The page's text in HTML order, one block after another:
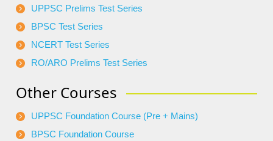
UPPSC Prelims Test Series
BPSC Test Series
NCERT Test Series
RO/ARO Prelims Test Series
Other Courses
UPPSC Foundation Course (Pre + Mains)
BPSC Foundation Course